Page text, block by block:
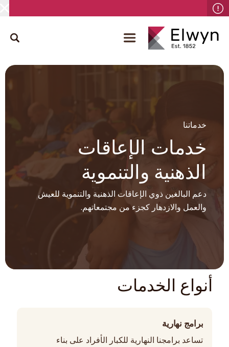
خدماتنا
خدمات الإعاقات
الذهنية والتنموية
دعم البالغين ذوي الإعاقات الذهنية والتنموية للعيش
والعمل والازدهار كجزء من مجتمعاتهم.
أنواع الخدمات
برامج نهارية
تساعد برامجنا النهارية للكبار الأفراد على بناء